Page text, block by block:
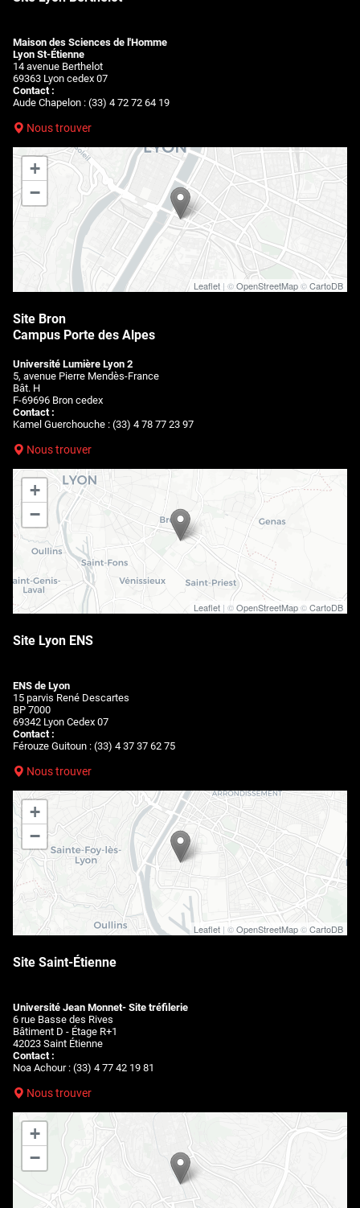
Maison des Sciences de l'Homme
Lyon St-Étienne
14 avenue Berthelot
69363 Lyon cedex 07
Contact :
Aude Chapelon : (33) 4 72 72 64 19
Nous trouver
+
−
Leaflet | ©OpenStreetMap©CartoDB
Site Bron
Campus Porte des Alpes
Université Lumière Lyon 2
5, avenue Pierre Mendès-France
Bât. H
F-69696 Bron cedex
Contact :
Kamel Guerchouche : (33) 4 78 77 23 97
Nous trouver
+
−
Leaflet | ©OpenStreetMap©CartoDB
Site Lyon ENS
ENS de Lyon
15 parvis René Descartes
BP 7000
69342 Lyon Cedex 07
Contact :
Férouze Guitoun : (33) 4 37 37 62 75
Nous trouver
+
−
Leaflet | ©OpenStreetMap©CartoDB
Site Saint-Étienne
Université Jean Monnet- Site tréfilerie
6 rue Basse des Rives
Bâtiment D - Étage R+1
42023 Saint Étienne
Contact :
Noa Achour : (33) 4 77 42 19 81
Nous trouver
+
−